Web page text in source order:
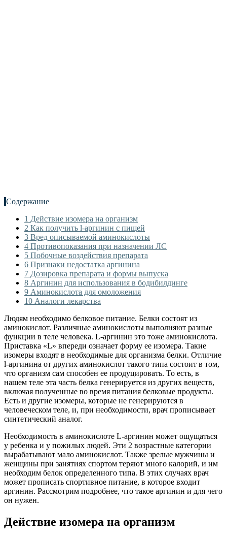
Содержание
1 Действие изомера на организм
2 Как получить l-аргинин с пищей
3 Вред описываемой аминокислоты
4 Противопоказания при назначении ЛС
5 Побочные воздействия препарата
6 Признаки недостатка аргинина
7 Дозировка препарата и формы выпуска
8 Аргинин для использования в бодибилдинге
9 Аминокислота для омоложения
10 Аналоги лекарства
Людям необходимо белковое питание. Белки состоят из
аминокислот. Различные аминокислоты выполняют разные
функции в теле человека. L-аргинин это тоже аминокислота.
Приставка «L» впереди означает форму ее изомера. Такие
изомеры входят в необходимые для организма белки. Отличие
l-аргинина от других аминокислот такого типа состоит в том,
что организм сам способен ее продуцировать. То есть, в
нашем теле эта часть белка генерируется из других веществ,
включая полученные во время питания белковые продукты.
Есть и другие изомеры, которые не генерируются в
человеческом теле, и, при необходимости, врач прописывает
синтетический аналог.
Необходимость в аминокислоте L-аргинин может ощущаться
у ребенка и у пожилых людей. Эти 2 возрастные категории
вырабатывают мало аминокислот. Также зрелые мужчины и
женщины при занятиях спортом теряют много калорий, и им
необходим белок определенного типа. В этих случаях врач
может прописать спортивное питание, в которое входит
аргинин. Рассмотрим подробнее, что такое аргинин и для чего
он нужен.
Действие изомера на организм